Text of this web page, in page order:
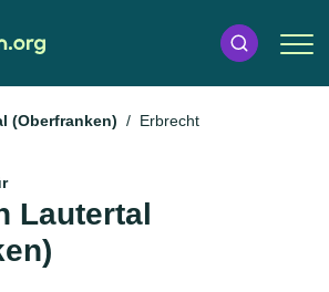
(Oberfranken) Erbrecht
Lautertal